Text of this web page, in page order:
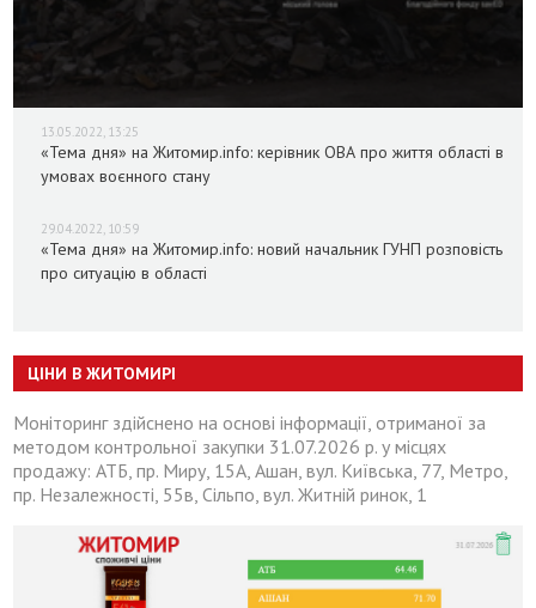
13.05.2022, 13:25
«Тема дня» на Житомир.info: керівник ОВА про життя області в
умовах воєнного стану
29.04.2022, 10:59
«Тема дня» на Житомир.info: новий начальник ГУНП розповість
про ситуацію в області
ЦІНИ В ЖИТОМИРІ
Моніторинг здійснено на основі інформації, отриманої за
методом контрольної закупки 31.07.2026 р. у місцях
продажу: АТБ, пр. Миру, 15А, Ашан, вул. Київська, 77, Метро,
пр. Незалежності, 55в, Сільпо, вул. Житній ринок, 1